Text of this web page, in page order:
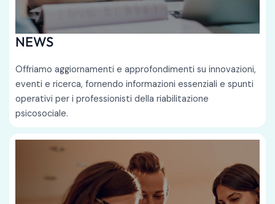
NEWS
Offriamo aggiornamenti e approfondimenti su innovazioni,
eventi e ricerca, fornendo informazioni essenziali e spunti
operativi per i professionisti della riabilitazione
psicosociale.